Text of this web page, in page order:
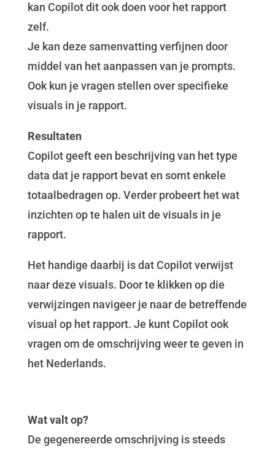
kan Copilot dit ook doen voor het rapport
zelf.
Je kan deze samenvatting verfijnen door
middel van het aanpassen van je prompts.
Ook kun je vragen stellen over specifieke
visuals in je rapport.
Resultaten
Copilot geeft een beschrijving van het type
data dat je rapport bevat en somt enkele
totaalbedragen op. Verder probeert het wat
inzichten op te halen uit de visuals in je
rapport.
Het handige daarbij is dat Copilot verwijst
naar deze visuals. Door te klikken op die
verwijzingen navigeer je naar de betreffende
visual op het rapport. Je kunt Copilot ook
vragen om de omschrijving weer te geven in
het Nederlands.
Wat valt op?
De gegenereerde omschrijving is steeds